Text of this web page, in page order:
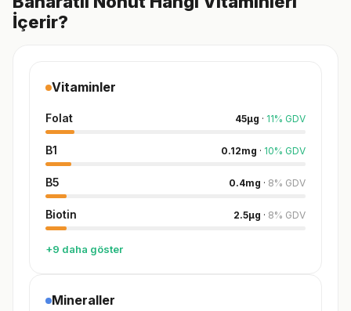
İçerir?
Vitaminler
Folat 45µg · 11% GDV
B1 0.12mg · 10% GDV
B5 0.4mg · 8% GDV
Biotin 2.5µg · 8% GDV
+9 daha göster
Mineraller